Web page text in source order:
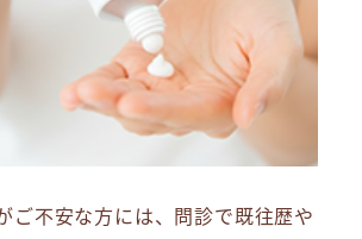
ご不安な方には、問診で既往歴や